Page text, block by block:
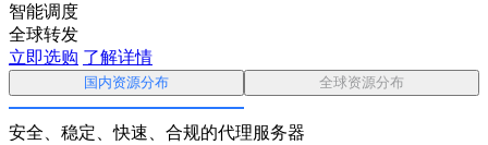
智能调度
全球转发
立即选购 了解详情
国内资源分布 全球资源分布
安全、稳定、快速、合规的代理服务器